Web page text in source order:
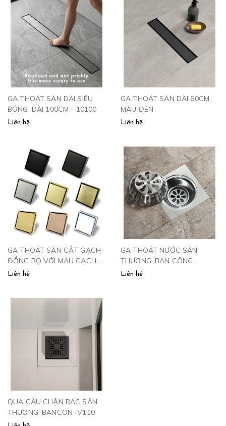
GA THOÁT SÀN DÀI SIÊU
BÓNG, DÀI 100CM - 10100
Liên hệ
GA THOÁT SÀN DÀI 60CM,
MÀU ĐEN
Liên hệ
GA THOÁT SÀN CẮT GẠCH-
ĐỒNG BỘ VỚI MÀU GẠCH -
GCG1212
Liên hệ
GA THOÁT NƯỚC SÂN
THƯỢNG, BAN CÔNG
QC1212-IN
Liên hệ
QUẢ CẦU CHẶN RÁC SÂN
THƯỢNG, BANCON -V110